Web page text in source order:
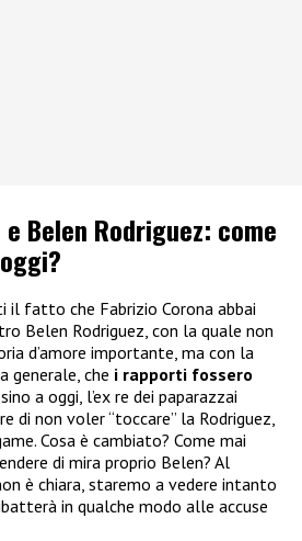
Belen Rodriguez: come
il fatto che Fabrizio Corona abbai
Belen Rodriguez, con la quale non
d’amore importante, ma con la
generale, che i rapporti fossero
a oggi, l’ex re dei paparazzai
di non voler “toccare” la Rodriguez,
Cosa è cambiato? Come mai
di mira proprio Belen? Al
è chiara, staremo a vedere intanto
in qualche modo alle accuse